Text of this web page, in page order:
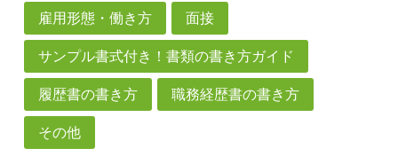
雇用形態・働き方 面接
サンプル書式付き！書類の書き方ガイド
履歴書の書き方 職務経歴書の書き方
その他